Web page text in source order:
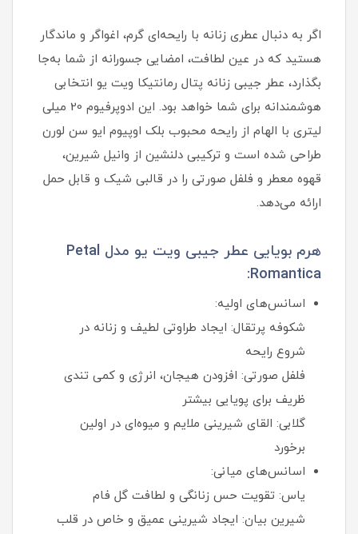
اگر به‌ دنبال عطری زنانه با رایحه‌ای گرم، اغواگر و ماندگار
هستید که در عین لطافت، امضایی جسورانه از شما به‌جا
بگذارد، عطر جیبی زنانه پتال رمانتیکا ویت یو انتخابی
هوشمندانه برای شما خواهد بود. این ادوپرفیوم 20 میلی‌
لیتری با الهام از رایحه محبوب بلک اوپیوم ایو سن لورن
طراحی شده است و ترکیبی دلنشین از وانیل شیرین،
قهوه معطر و فلفل صورتی را در قالبی شیک و قابل حمل
ارائه می‌دهد.
هرم بویایی عطر جیبی ویت یو مدل Petal
Romantica:
اسانس‌های اولیه:
شکوفه پرتقال: ایجاد طراوتی لطیف و زنانه در
شروع رایحه
فلفل صورتی: افزودن هیجان، انرژی و کمی تندی
ظریف برای پویایی بیشتر
گلابی: القای شیرینی ملایم و میوه‌ای در اولین
برخورد
اسانس‌های میانی:
یاس: تقویت حس زنانگی و لطافت گل‌ فام
شیرین‌ بیان: ایجاد شیرینی عمیق و خاص در قلب